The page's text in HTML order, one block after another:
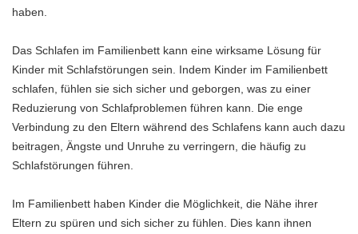
haben.
Das Schlafen im Familienbett kann eine wirksame Lösung für
Kinder mit Schlafstörungen sein. Indem Kinder im Familienbett
schlafen, fühlen sie sich sicher und geborgen, was zu einer
Reduzierung von Schlafproblemen führen kann. Die enge
Verbindung zu den Eltern während des Schlafens kann auch dazu
beitragen, Ängste und Unruhe zu verringern, die häufig zu
Schlafstörungen führen.
Im Familienbett haben Kinder die Möglichkeit, die Nähe ihrer
Eltern zu spüren und sich sicher zu fühlen. Dies kann ihnen